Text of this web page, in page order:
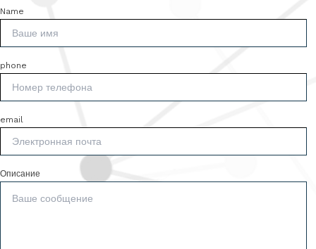
Name
phone
email
Описание